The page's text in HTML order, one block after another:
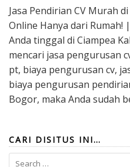
Jasa Pendirian CV Murah
Online Hanya dari Rumah!
Anda tinggal di Ciampea
mencari jasa pengurusan
pt, biaya pengurusan cv,
biaya pengurusan
Bogor, maka Anda sudah
CARI DISITUS INI…
Search